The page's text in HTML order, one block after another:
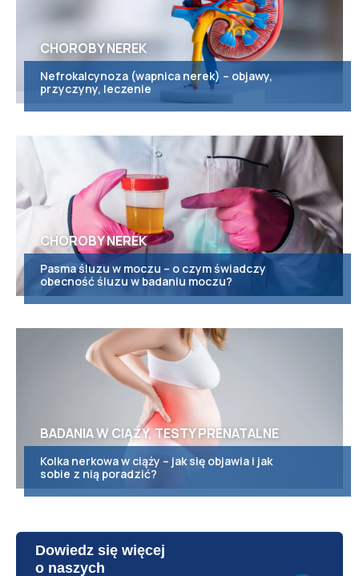
CHOROBY NEREK
Nefrokalcynoza (wapnica nerek) – objawy,
przyczyny, leczenie
CHOROBY NEREK
Pasma śluzu w moczu – o czym świadczy
obecność śluzu w badaniu moczu?
BADANIA W CIĄŻY, TESTY PRENATALNE
Kolka nerkowa w ciąży – jak się objawia i jak
sobie z nią poradzić?
Dowiedz się więcej
o naszych